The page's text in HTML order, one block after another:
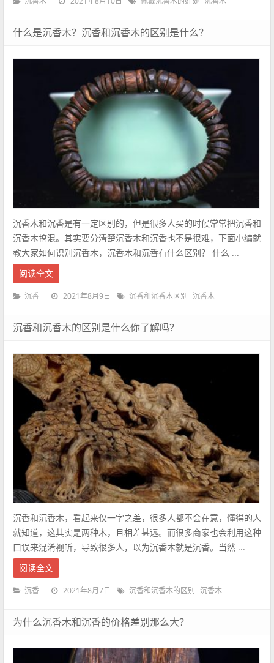
什么是沉香木？沉香和沉香木的区别是什么？
沉香木和沉香是有一定区别的，但是很多人买的时候常常把沉香和
沉香木搞混。其实要分清楚沉香木和沉香也不是很难，下面小编就
教大家如何识别沉香木，沉香木和沉香有什么区别？ 什么 ...
阅读全文
沉香 2021年8月9日 沉香和沉香木区别 沉香木
沉香和沉香木的区别是什么你了解吗？
沉香和沉香木，看起来仅一字之差，很多人都不会在意，懂得的人
就知道，这其实是两种木，且相差甚远。而很多商家也会利用这种
口误来混淆视听，导致很多人，以为沉香木就是沉香。当然 ...
阅读全文
沉香 2021年8月7日 沉香和沉香木的区别 沉香木
为什么沉香木和沉香的价格差别那么大？